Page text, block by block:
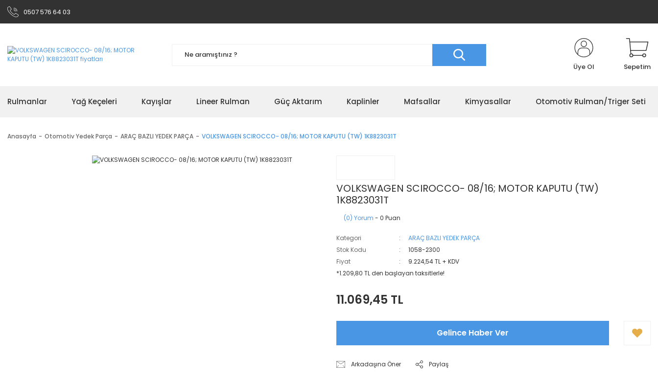
0507 576 64 03
Üye Ol Sepetim
Rulmanlar Yağ Keçeleri Kayışlar Lineer Rulman Güç Aktarım Kaplinler Mafsallar Kimyasallar Otomotiv Rulman/Triger Seti
Anasayfa Otomotiv Yedek Parça ARAÇ BAZLI YEDEK PARÇA VOLKSWAGEN SCIROCCO- 08/16; MOTOR KAPUTU (TW) 1K8823031T
VOLKSWAGEN SCIROCCO- 08/16; MOTOR KAPUTU (TW)
1K8823031T
(0) Yorum - 0 Puan
Kategori
ARAÇ BAZLI YEDEK PARÇA
Stok Kodu
1058-2300
Fiyat
9.224,54 TL + KDV
*1.209,80 TL den başlayan taksitlerle!
11.069,45 TL
Gelince Haber Ver
Arkadaşına Öner Paylaş